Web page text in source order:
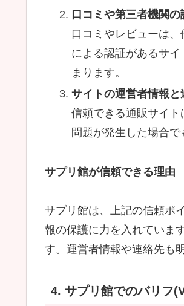
口コミや第三者機関の
口コミやレビューは
による認証があるサ
まります。
サイトの運営者情報と
信頼できる通販サイ
問題が発生した場合で
サプリ館が信頼できる理由
サプリ館は、上記の信頼ポ
報の保護に力を入れていま
す。運営者情報や連絡先も
4. サプリ館でのバリフ